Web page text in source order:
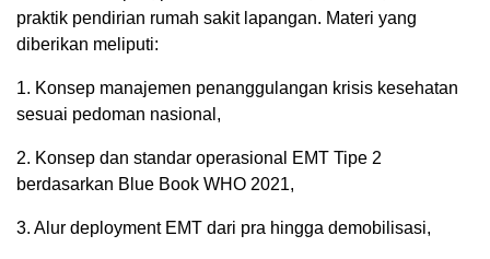
praktik pendirian rumah sakit lapangan. Materi yang
diberikan meliputi:
1. Konsep manajemen penanggulangan krisis kesehatan
sesuai pedoman nasional,
2. Konsep dan standar operasional EMT Tipe 2
berdasarkan Blue Book WHO 2021,
3. Alur deployment EMT dari pra hingga demobilisasi,